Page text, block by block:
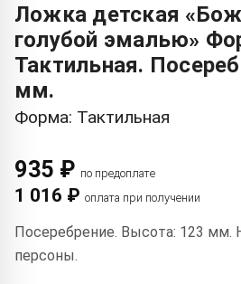
Ложка детская
голубой эмалью»
Тактильная.
мм.
Форма: Тактильная
935 ₽ по предоплате
1 016 ₽ оплата при получении
Посеребрение. Высота: 123 мм.
персоны.